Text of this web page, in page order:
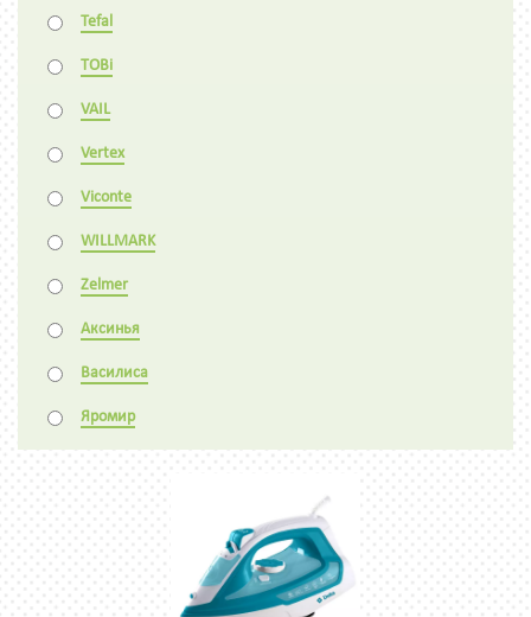
Tefal
TOBi
VAIL
Vertex
Viconte
WILLMARK
Zelmer
Аксинья
Василиса
Яромир